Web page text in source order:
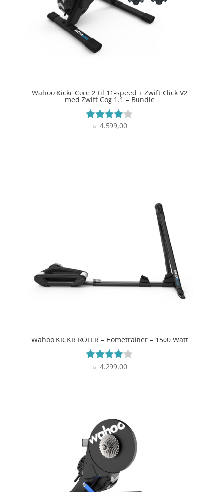
Wahoo Kickr Core 2 til 11-speed + Zwift Click V2
med Zwift Cog 1.1 – Bundle
Vurderet
kr.4.599,00
Wahoo KICKR ROLLR – Hometrainer – 1500 Watt
Vurderet
kr. 4.299,00